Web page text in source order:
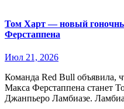
Том Харт — новый
Ферстаппена
Июл 21, 2026
Команда Red Bull объявила, что новым гоночным инженером
Макса Ферстаппена станет
Джанпьеро Ламбиазе.